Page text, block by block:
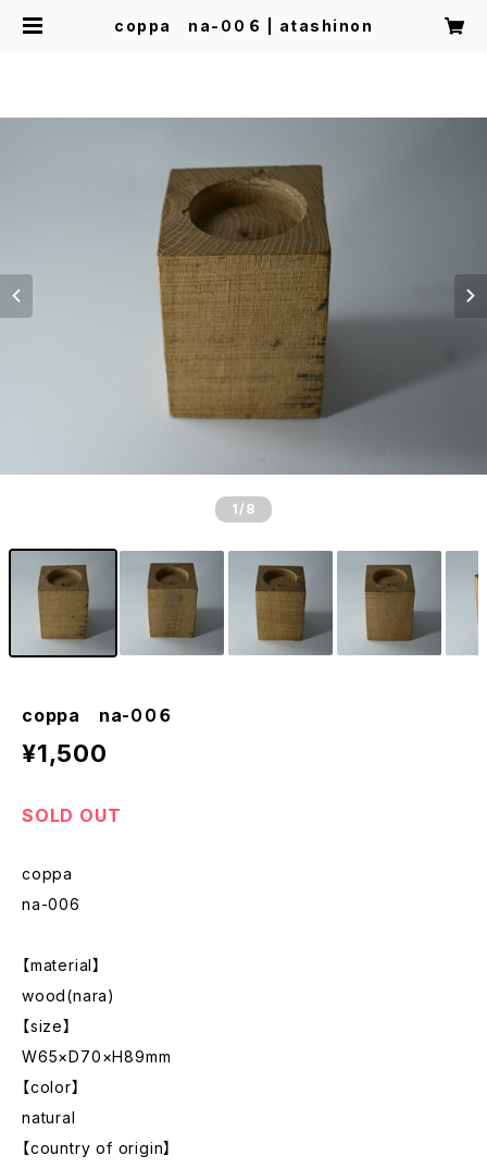
coppa na-００６ | atashinon
1 /8
coppa na-００６
¥1,500
SOLD OUT
coppa
na-006
【material】
wood(nara)
【size】
W65×D70×H89mm
【color】
natural
【country of origin】